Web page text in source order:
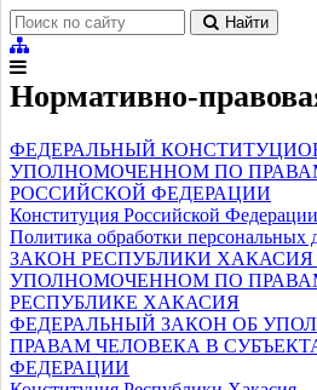
Найти
Нормативно-
ФЕДЕРАЛЬНЫЙ
УПОЛНОМОЧЕННОМ ПО
РОССИЙСКОЙ ФЕДЕРАЦИИ
Конституция Российской Федерации
Политика обработки персональных
ЗАКОН РЕСПУБЛИКИ ХАКАСИЯ
УПОЛНОМОЧЕННОМ ПО
РЕСПУБЛИКЕ ХАКАСИЯ
ФЕДЕРАЛЬНЫЙ ЗАКОН ОБ
ПРАВАМ ЧЕЛОВЕКА В
ФЕДЕРАЦИИ